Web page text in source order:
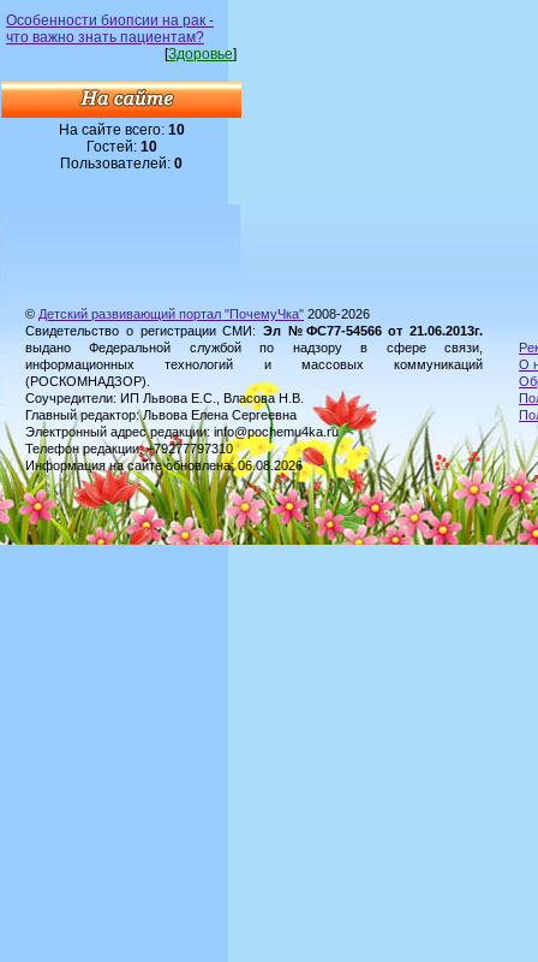
Особенности биопсии на рак -
что важно знать пациентам?
[Здоровье]
На сайте всего: 10
Гостей: 10
Пользователей: 0
© Детский развивающий портал "ПочемуЧка" 2008-2026
Свидетельство о регистрации СМИ: Эл №ФС77-54566 от 21.06.2013г.
выдано Федеральной службой по надзору в сфере связи,
информационных технологий и массовых коммуникаций
(РОСКОМНАДЗОР).
Соучредители: ИП Львова Е.С., Власова Н.В.
Главный редактор: Львова Елена Сергеевна
Электронный адрес редакции: info@pochemu4ka.ru
Телефон редакции: +79277797310
Информация на сайте обновлена: 06.08.2026
О